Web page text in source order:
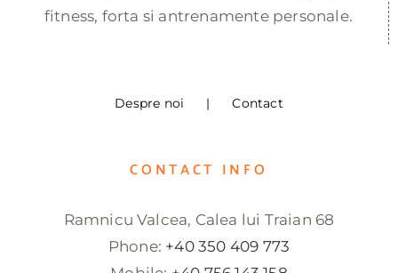
fitness, forta si antrenamente personale.
Despre noi Contact
CONTACT INFO
Ramnicu Valcea, Calea lui Traian 68
Phone: +40 350 409 773